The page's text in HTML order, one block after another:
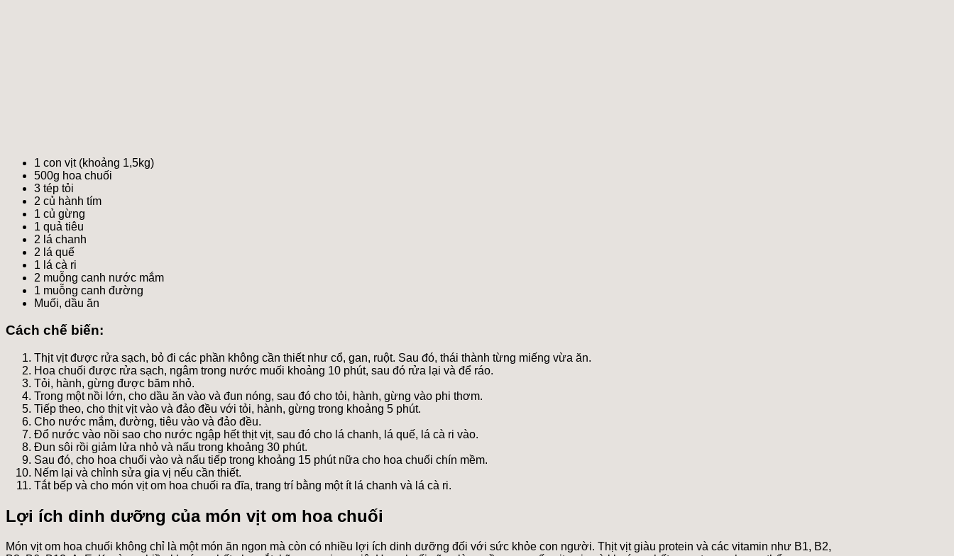
1 con vịt (khoảng 1,5kg)
500g hoa chuối
3 tép tỏi
2 củ hành tím
1 củ gừng
1 quả tiêu
2 lá chanh
2 lá quế
1 lá cà ri
2 muỗng canh nước mắm
1 muỗng canh đường
Muối, dầu ăn
Cách chế biến:
Thịt vịt được rửa sạch, bỏ đi các phần không cần thiết như cổ, gan, ruột. Sau đó, thái thành từng miếng vừa ăn.
Hoa chuối được rửa sạch, ngâm trong nước muối khoảng 10 phút, sau đó rửa lại và để ráo.
Tỏi, hành, gừng được băm nhỏ.
Trong một nồi lớn, cho dầu ăn vào và đun nóng, sau đó cho tỏi, hành, gừng vào phi thơm.
Tiếp theo, cho thịt vịt vào và đảo đều với tỏi, hành, gừng trong khoảng 5 phút.
Cho nước mắm, đường, tiêu vào và đảo đều.
Đổ nước vào nồi sao cho nước ngập hết thịt vịt, sau đó cho lá chanh, lá quế, lá cà ri vào.
Đun sôi rồi giảm lửa nhỏ và nấu trong khoảng 30 phút.
Sau đó, cho hoa chuối vào và nấu tiếp trong khoảng 15 phút nữa cho hoa chuối chín mềm.
Nếm lại và chỉnh sửa gia vị nếu cần thiết.
Tắt bếp và cho món vịt om hoa chuối ra đĩa, trang trí bằng một ít lá chanh và lá cà ri.
Lợi ích dinh dưỡng của món vịt om hoa chuối
Món vịt om hoa chuối không chỉ là một món ăn ngon mà còn có nhiều lợi ích dinh dưỡng đối với sức khỏe con người. Thịt vịt giàu protein và các vitamin như B1, B2,